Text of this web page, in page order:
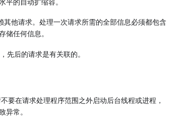
请求。处理一次请求所需的全部信息必须都包含
任何信息。
后的请求是有关联的。
要在请求处理程序范围之外启动后台线程或进程，
异常。